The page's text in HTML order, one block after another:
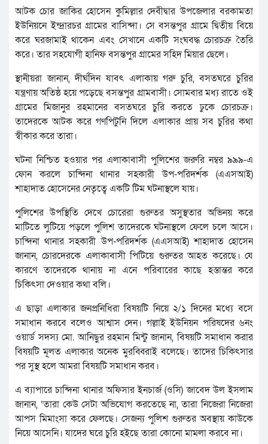
আটক চোর জাকির হোসেন কুমিল্লার দেবীদ্বার উপজেলার বরকামতা
ইউনিয়নে ইন্দ্রারচর গ্রামের বাসিন্দা। সে বসন্তপুর গ্রামে দ্বিতীয় বিয়ে
করে ঘরজামাই থাকেন এবং সেখানে একটি সংঘবদ্ধ চোরচক্র তৈরি
করে। তার সহযোগী হানিফ বসন্তপুর গ্রামের সহিদ মিয়ার ছেলে।
স্থানীয়রা জানান, দীর্ঘদিন যাবৎ এলাকায় গরু চুরি, বসতঘরে চুরির
যন্ত্রণায় অতিষ্ঠ হয়ে পড়েছে বসন্তপুর গ্রামবাসী। সোমবার মধ্য রাতে ওই
গ্রামের মিজানুর রহমানের বসতঘরে চুরি করতে ঢুকে চোরচক্র।
তাদেরকে আটক করে গণপিটুনি দিলে এলাকার প্রায় সব চুরির কথা
স্বীকার করে তারা।
ঘটনা নিশ্চিত হওয়ার পর এলাকাবাসী পুলিশের জরুরি নম্বর ৯৯৯-এ
ফোন করলে চান্দিনা থানার সহকারী উপ-পরিদর্শক (এএসআই)
শাহাদাত হোসেনের নেতৃত্বে একটি টিম ঘটনাস্থলে যায়।
পুলিশের উপস্থিতি দেখে চোরেরা গুরুতর অসুস্থতার অভিনয় করে
মাটিতে লুটিয়ে পড়লে পুলিশ তাদেরকে ঘটনাস্থলে ফেলে চলে আসে।
চান্দিনা থানার সহকারী উপ-পরিদর্শক (এএসআই) শাহাদাত হোসেন
জানান, চোরদেরকে এলাকাবাসী পিটিয়ে গুরুতর আহত করেছে। যে
কারণে তাদেরকে থানায় না এনে পরিবারের কাছে হস্তান্তর করে
চিকিৎসা দেওয়ার কথা বলি।
এ ছাড়া এলাকার জনপ্রনিধিরা বিষয়টি নিয়ে ২/১ দিনের মধ্যে বসে
সমাধান করবে বলেও আশ্বাস দেন। গল্লাই ইউনিয়ন পরিষদের ৬নং
ওয়ার্ড সদস্য মো. আনিছুর রহমান মিন্টু জানান, বিষয়টি সমাধান করার
বিষয়টি মূলত এলাকার অনেক মুরব্বিরাই বলেছে। তাদের চিকিৎসার
পর সুস্থ হলে আমরা বিষয়টি সমাধান করব।
এ ব্যাপারে চান্দিনা থানার অফিসার ইনচার্জ (ওসি) জাবেদ উল ইসলাম
জানান, ‘তারা কেউ সেটা অভিযোগ করতেছে না, তারা নিজেরা নিজেরা
আপস মিমাংসা করে ফেলছে। সেজন্য পুলিশ গুরুতর অবস্থায় কাউকে
নিয়ে আসেনি। যাদের ঘরে চুরি হইছে তারা কোনো মামলা করবে না।